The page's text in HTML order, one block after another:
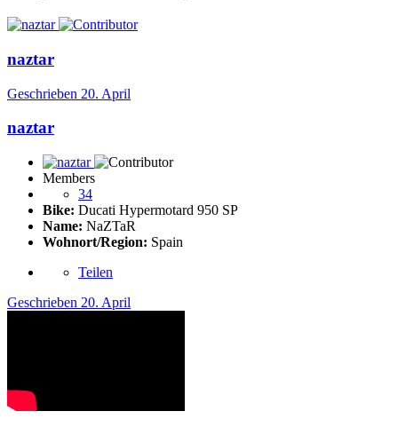
naztar
Geschrieben 20. April
naztar
Members
34
Bike: Ducati Hypermotard 950 SP
Name: NaZTaR
Wohnort/Region: Spain
Teilen
Geschrieben 20. April